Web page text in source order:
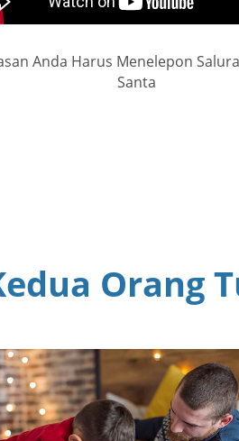
Anda Harus Menelepon
Santa
Orang